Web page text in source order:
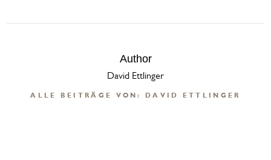
Author
David Ettlinger
ALLE BEITRÄGE VON: DAVID ETTLINGER